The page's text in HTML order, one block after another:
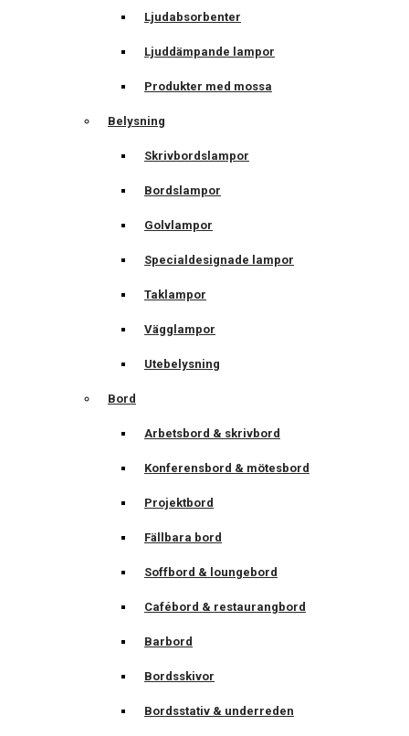
Ljudabsorbenter
Ljuddämpande lampor
Produkter med mossa
Belysning
Skrivbordslampor
Bordslampor
Golvlampor
Specialdesignade lampor
Taklampor
Vägglampor
Utebelysning
Bord
Arbetsbord & skrivbord
Konferensbord & mötesbord
Projektbord
Fällbara bord
Soffbord & loungebord
Cafébord & restaurangbord
Barbord
Bordsskivor
Bordsstativ & underreden